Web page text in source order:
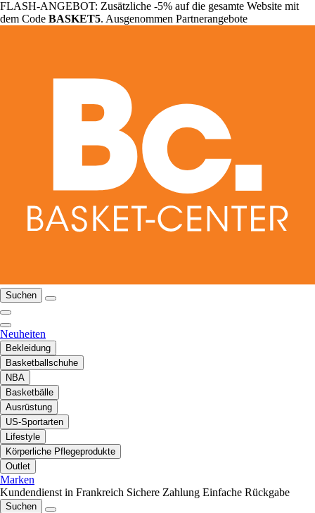
FLASH-ANGEBOT: Zusätzliche -5% auf die gesamte Website mit
dem Code BASKET5. Ausgenommen Partnerangebote
Suchen
Neuheiten
Bekleidung
Basketballschuhe
NBA
Basketbälle
Ausrüstung
US-Sportarten
Lifestyle
Körperliche Pflegeprodukte
Outlet
Marken
Kundendienst in Frankreich Sichere Zahlung Einfache Rückgabe
Suchen